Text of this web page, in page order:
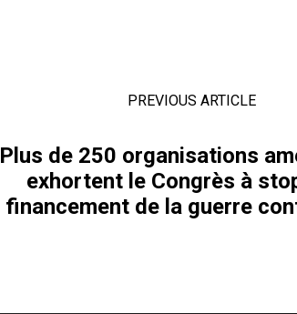
PREVIOUS ARTICLE
Plus de 250 organisations
exhortent le Congrès à
financement de la guerre